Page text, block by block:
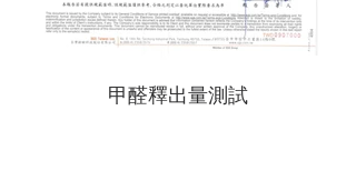
甲醛釋出量測試